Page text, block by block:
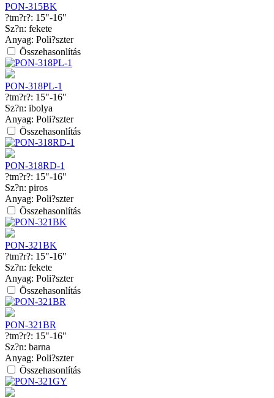
PON-315BK
?tm?r?: 15"-16"
Sz?n: fekete
Anyag: Poli?szter
Összehasonlítás
PON-318PL-1
?tm?r?: 15"-16"
Sz?n: ibolya
Anyag: Poli?szter
Összehasonlítás
PON-318RD-1
?tm?r?: 15"-16"
Sz?n: piros
Anyag: Poli?szter
Összehasonlítás
PON-321BK
?tm?r?: 15"-16"
Sz?n: fekete
Anyag: Poli?szter
Összehasonlítás
PON-321BR
?tm?r?: 15"-16"
Sz?n: barna
Anyag: Poli?szter
Összehasonlítás